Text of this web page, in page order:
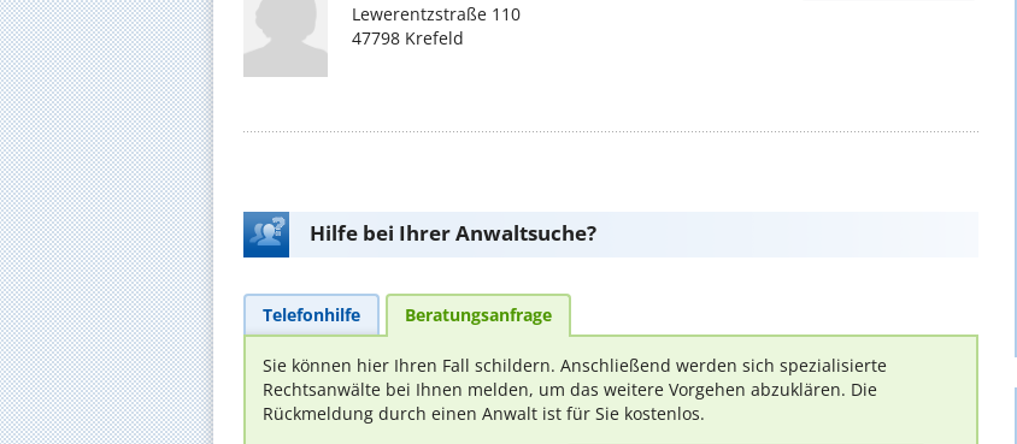
Lewerentzstraße 110
47798 Krefeld
Hilfe bei Ihrer Anwaltsuche?
Telefonhilfe Beratungsanfrage
Sie können hier Ihren Fall schildern. Anschließend werden sich spezialisierte
Rechtsanwälte bei Ihnen melden, um das weitere Vorgehen abzuklären. Die
Rückmeldung durch einen Anwalt ist für Sie kostenlos.